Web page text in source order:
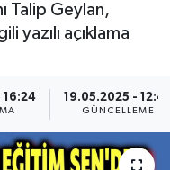
Talip Geylan,
yazılı açıklama
16:24 19.05.2025 -
GÜNCELLEME